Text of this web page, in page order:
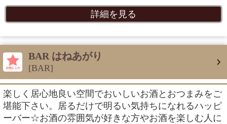
詳細を見る
BAR はねあがり
[BAR]
楽しく居心地良い空間でおいしいお酒とおつまみをご
堪能下さい。居るだけで明るい気持ちになれるハッピ
ーバー☆お酒の雰囲気が好きな方やお酒を楽しむ人に